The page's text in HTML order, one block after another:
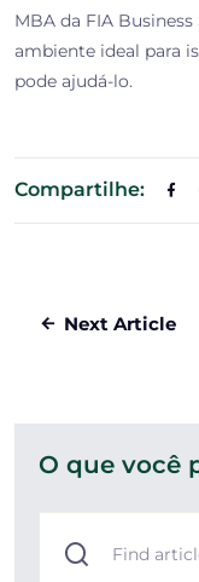
MBA da FIA
ambiente ideal para
pode ajudá-lo.
Compartilhe:
Next Article
O que você